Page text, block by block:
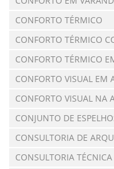
CONFORTO TÉRMICO
CONFORTO TÉRMICO
CONFORTO TÉRMICO
CONFORTO VISUAL EM
CONFORTO VISUAL NA
CONJUNTO DE
CONSULTORIA DE
CONSULTORIA